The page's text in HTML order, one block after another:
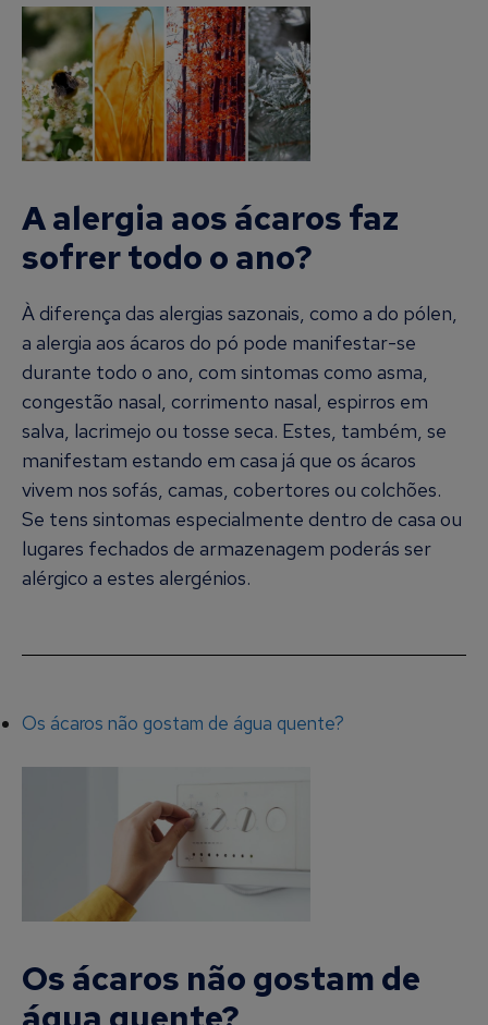
A alergia aos ácaros faz
sofrer todo o ano?
À diferença das alergias sazonais, como a do pólen,
a alergia aos ácaros do pó pode manifestar-se
durante todo o ano, com sintomas como asma,
congestão nasal, corrimento nasal, espirros em
salva, lacrimejo ou tosse seca. Estes, também, se
manifestam estando em casa já que os ácaros
vivem nos sofás, camas, cobertores ou colchões.
Se tens sintomas especialmente dentro de casa ou
lugares fechados de armazenagem poderás ser
alérgico a estes alergénios.
Os ácaros não gostam de água quente?
Os ácaros não gostam de